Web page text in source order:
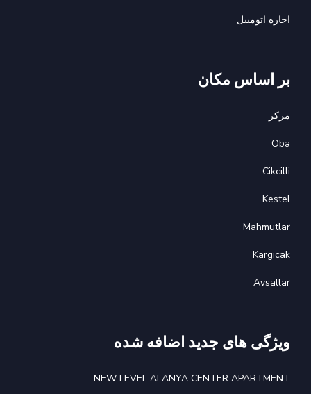
اجاره اتومبيل
بر اساس مکان
مرکز
Oba
Cikcilli
Kestel
Mahmutlar
Kargıcak
Avsallar
ویژگی های جدید اضافه شده
NEW LEVEL ALANYA CENTER APARTMENT